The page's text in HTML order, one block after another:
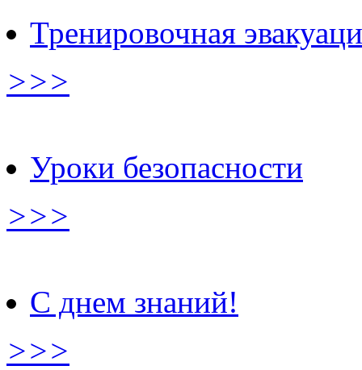
Тренировочная
>>>
Уроки безопасности
>>>
С днем знаний!
>>>